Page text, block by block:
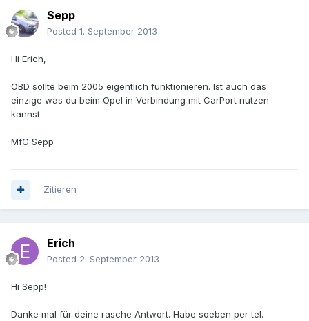
Sepp
Posted 1. September 2013
Hi Erich,
OBD sollte beim 2005 eigentlich funktionieren. Ist auch das
einzige was du beim Opel in Verbindung mit CarPort nutzen
kannst.
MfG Sepp
Zitieren
Erich
Posted 2. September 2013
Hi Sepp!
Danke mal für deine rasche Antwort. Habe soeben per tel.